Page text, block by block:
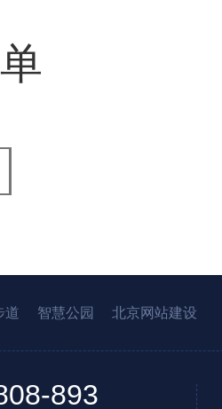
道 智慧公园 北京网站建设
893